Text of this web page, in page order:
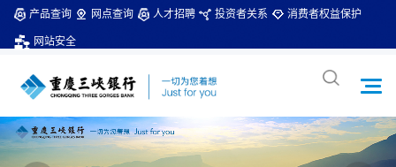
产品查询 网点查询 人才招聘 投资者关系 消费者权益保护
网站安全